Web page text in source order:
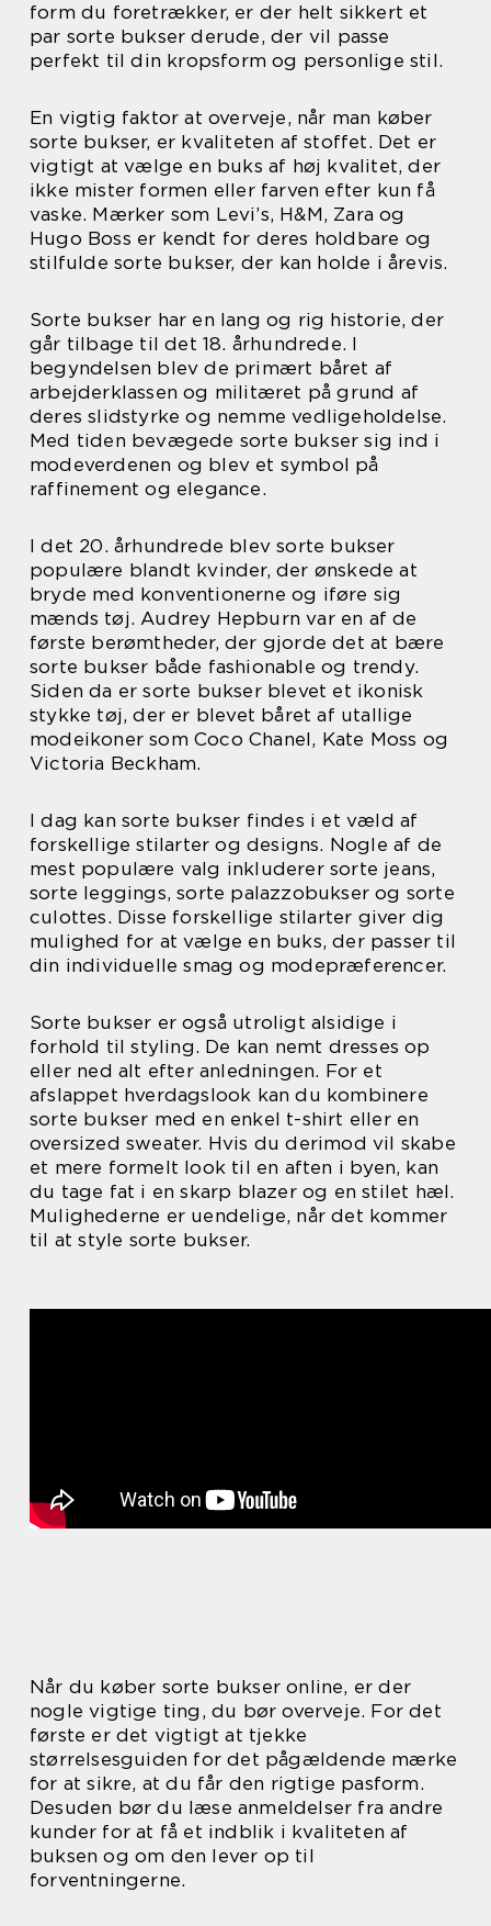
form du foretrækker, er der helt sikkert et
par sorte bukser derude, der vil passe
perfekt til din kropsform og personlige stil.
En vigtig faktor at overveje, når man køber
sorte bukser, er kvaliteten af stoffet. Det er
vigtigt at vælge en buks af høj kvalitet, der
ikke mister formen eller farven efter kun få
vaske. Mærker som Levi’s, H&M, Zara og
Hugo Boss er kendt for deres holdbare og
stilfulde sorte bukser, der kan holde i årevis.
Sorte bukser har en lang og rig historie, der
går tilbage til det 18. århundrede. I
begyndelsen blev de primært båret af
arbejderklassen og militæret på grund af
deres slidstyrke og nemme vedligeholdelse.
Med tiden bevægede sorte bukser sig ind i
modeverdenen og blev et symbol på
raffinement og elegance.
I det 20. århundrede blev sorte bukser
populære blandt kvinder, der ønskede at
bryde med konventionerne og iføre sig
mænds tøj. Audrey Hepburn var en af de
første berømtheder, der gjorde det at bære
sorte bukser både fashionable og trendy.
Siden da er sorte bukser blevet et ikonisk
stykke tøj, der er blevet båret af utallige
modeikoner som Coco Chanel, Kate Moss og
Victoria Beckham.
I dag kan sorte bukser findes i et væld af
forskellige stilarter og designs. Nogle af de
mest populære valg inkluderer sorte jeans,
sorte leggings, sorte palazzobukser og sorte
culottes. Disse forskellige stilarter giver dig
mulighed for at vælge en buks, der passer til
din individuelle smag og modepræferencer.
Sorte bukser er også utroligt alsidige i
forhold til styling. De kan nemt dresses op
eller ned alt efter anledningen. For et
afslappet hverdagslook kan du kombinere
sorte bukser med en enkel t-shirt eller en
oversized sweater. Hvis du derimod vil skabe
et mere formelt look til en aften i byen, kan
du tage fat i en skarp blazer og en stilet hæl.
Mulighederne er uendelige, når det kommer
til at style sorte bukser.
Når du køber sorte bukser online, er der
nogle vigtige ting, du bør overveje. For det
første er det vigtigt at tjekke
størrelsesguiden for det pågældende mærke
for at sikre, at du får den rigtige pasform.
Desuden bør du læse anmeldelser fra andre
kunder for at få et indblik i kvaliteten af
buksen og om den lever op til
forventningerne.